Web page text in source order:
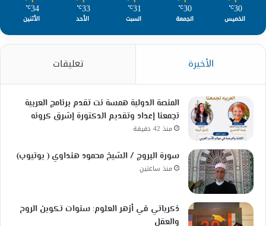
30
℃
الخميس
30
℃
الجمعة
31
℃
السبت
33
℃
الأحد
34
℃
الأثنين
الأخيرة تعليقات
المنصة الدولية همسة نت تقدم برنامج العربية
تجمعنا إعداد وتقديم الدكتورة إشرق كرونه
منذ 42 دقيقة
سورة البروج / الشيخ محمود هنداوي ( يوتيوب)
منذ ساعتين
ذكرياتي في أزهر العلوم: سنوات تكوين الروح
والعقل